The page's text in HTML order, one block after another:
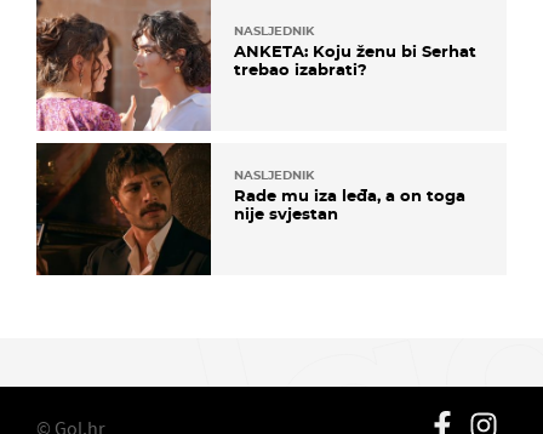
NASLJEDNIK
ANKETA: Koju ženu bi Serhat
trebao izabrati?
NASLJEDNIK
Rade mu iza leđa, a on toga
nije svjestan
© Gol.hr